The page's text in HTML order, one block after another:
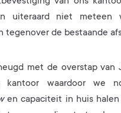
uiteraard niet meteen
tegenover de bestaande
met de overstap van
kantoor waardoor we
en capaciteit in huis halen